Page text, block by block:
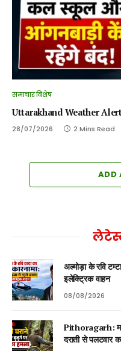
समाचार विशेष
Uttarakhand Weather
28/07/2026 2 Mins Read
ADD
अल्मोड़ा के रवि
इलेक्ट्रिक वाहन
08/08/2026
Pithoragarh:
दराती से पलटवार